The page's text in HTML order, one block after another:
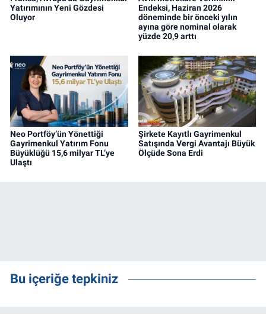
Yatırımının Yeni Gözdesi
Oluyor
Endeksi, Haziran 2026
döneminde bir önceki yılın
ayına göre nominal olarak
yüzde 20,9 arttı
Neo Portföy’ün Yönettiği
Gayrimenkul Yatırım Fonu
Büyüklüğü 15,6 milyar TL’ye
Ulaştı
Şirkete Kayıtlı Gayrimenkul
Satışında Vergi Avantajı Büyük
Ölçüde Sona Erdi
Bu içeriğe tepkiniz